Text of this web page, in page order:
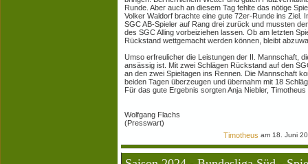
Runde. Aber auch an diesem Tag fehlte das nötige
Volker Waldorf brachte eine gute 72er-Runde ins Ziel.
SGC AB-Spieler auf Rang drei zurück und mussten
des SGC Alling vorbeiziehen lassen. Ob am letzten
Rückstand wettgemacht werden können, bleibt
Umso erfreulicher die Leistungen der II. Mannschaft,
ansässig ist. Mit zwei Schlägen Rückstand auf den
an den zwei Spieltagen ins Rennen. Die Mannschaft
beiden Tagen überzeugen und übernahm mit 18
Für das gute Ergebnis sorgten Anja Niebler,
Wolfgang Flachs
(Presswart)
Timotheus am 18. Juni